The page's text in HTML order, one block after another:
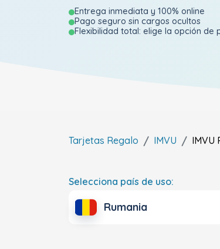
Entrega inmediata y 100% online
Pago seguro sin cargos ocultos
Flexibilidad total: elige la opción de
Tarjetas Regalo IMVU IMVU
Selecciona país de uso:
Rumania